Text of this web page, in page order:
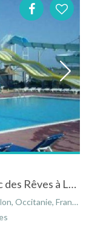
Mobil-Home pour 8 personnes au Lac des Rêves à Lattes dans l'Hérault dans le Languedoc-Roussillon
Occitanie, France